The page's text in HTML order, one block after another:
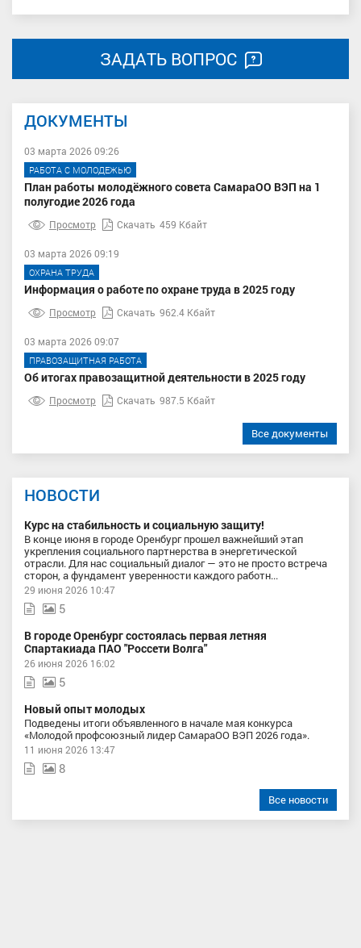
ЗАДАТЬ ВОПРОС
ДОКУМЕНТЫ
03 марта 2026 09:26
РАБОТА С МОЛОДЕЖЬЮ
План работы молодёжного совета СамараОО ВЭП на 1
полугодие 2026 года
Просмотр Скачать 459 Кбайт
03 марта 2026 09:19
ОХРАНА ТРУДА
Информация о работе по охране труда в 2025 году
Просмотр Скачать 962.4 Кбайт
03 марта 2026 09:07
ПРАВОЗАЩИТНАЯ РАБОТА
Об итогах правозащитной деятельности в 2025 году
Просмотр Скачать 987.5 Кбайт
Все документы
НОВОСТИ
Курс на стабильность и социальную защиту!
В конце июня в городе Оренбург прошел важнейший этап
укрепления социального партнерства в энергетической
отрасли. Для нас социальный диалог — это не просто встреча
сторон, а фундамент уверенности каждого работн...
29 июня 2026 10:47
5
В городе Оренбург состоялась первая летняя
Спартакиада ПАО "Россети Волга"
26 июня 2026 16:02
5
Новый опыт молодых
Подведены итоги объявленного в начале мая конкурса
«Молодой профсоюзный лидер СамараОО ВЭП 2026 года».
11 июня 2026 13:47
8
Все новости